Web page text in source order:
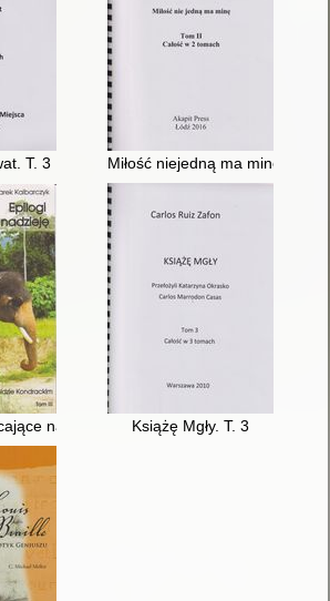
T. 3 Miłość niejedną ma minę. T. 2
nadzieję : wspomnienie o profesorze
Książę Mgły. T. 3